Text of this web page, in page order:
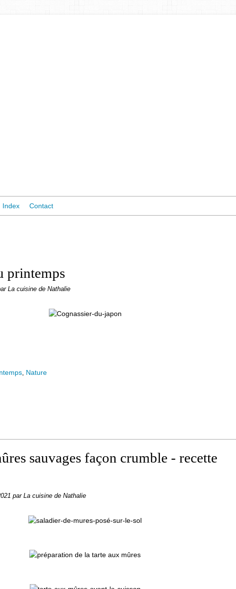
Index Contact
printemps
La cuisine de Nathalie
Nature
sauvages façon crumble - recette
par La cuisine de Nathalie